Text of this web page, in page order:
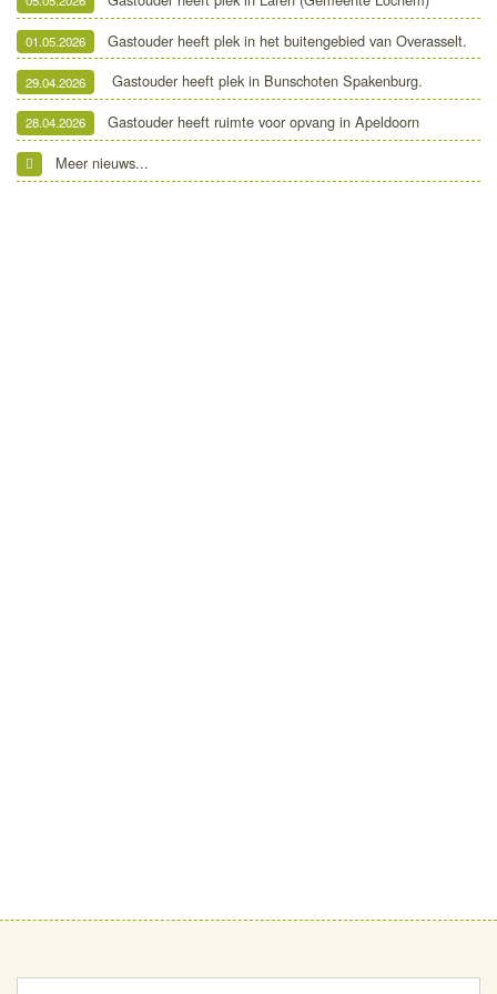
01.05.2026 Gastouder heeft plek in het buitengebied van Overasselt.
29.04.2026 Gastouder heeft plek in Bunschoten Spakenburg.
28.04.2026
Gastouder heeft ruimte voor opvang in Apeldoorn
Meer nieuws...